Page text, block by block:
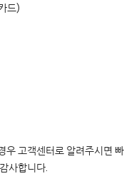
클리닝 탱크 툴
드)
우 고객센터로 알려주시면
감사합니다.